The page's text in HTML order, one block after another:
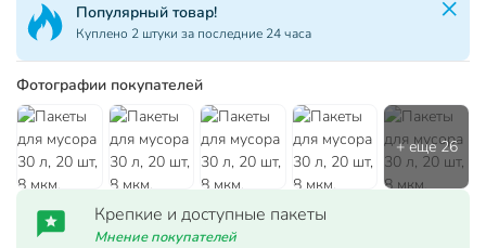
Популярная категория!
За сутки куплено 1886 товаров
Фотографии покупателей
Крепкие и доступные пакеты
Мнение покупателей